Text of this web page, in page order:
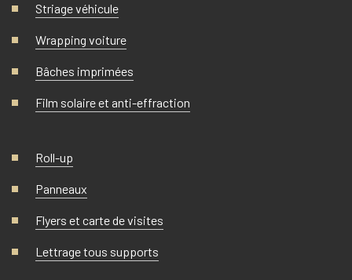
Striage véhicule
Wrapping voiture
Bâches imprimées
Film solaire et anti-effraction
Roll-up
Panneaux
Flyers et carte de visites
Lettrage tous supports